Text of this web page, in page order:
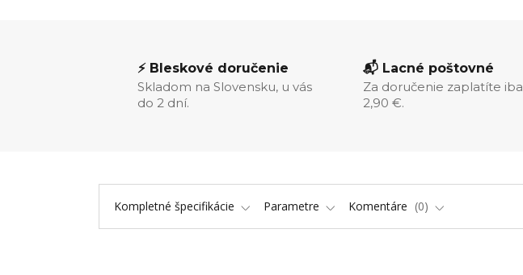
⚡ Bleskové doručenie
Skladom na Slovensku, u vás
do 2 dní.
📬 Lacné poštovné
Za doručenie zaplatíte iba
2,90 €.
Kompletné špecifikácie Parametre Komentáre 0